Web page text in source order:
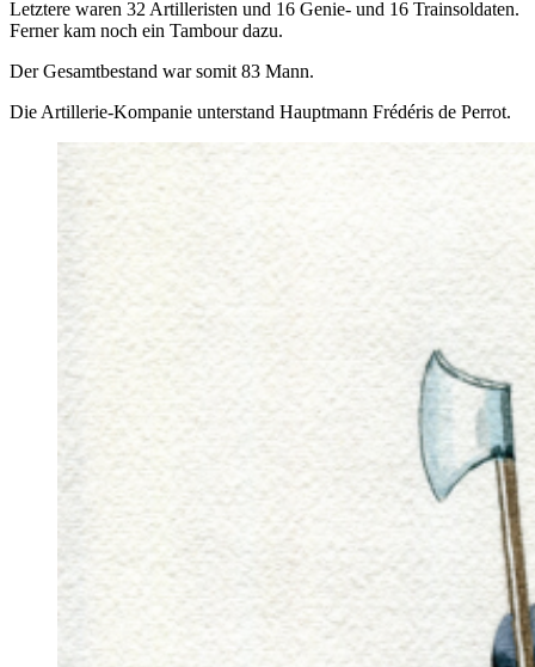
Letztere waren 32 Artilleristen und 16 Genie- und 16 Trainsoldaten.
Ferner kam noch ein Tambour dazu.
Der Gesamtbestand war somit 83 Mann.
Die Artillerie-Kompanie unterstand Hauptmann Frédéris de Perrot.